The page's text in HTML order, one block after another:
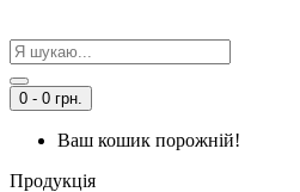
0 - 0 грн.
Ваш кошик порожній!
Продукція